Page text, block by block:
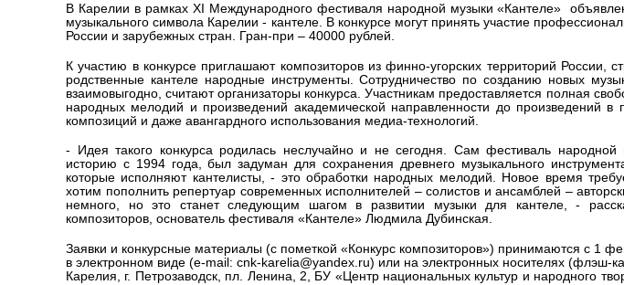
В Карелии в рамках XI Международного фестиваля народной музыки «Кантеле»
музыкального символа Карелии - кантеле. В конкурсе могут принять участие
России и зарубежных стран. Гран-при – 40000 рублей.
К участию в конкурсе приглашают композиторов из финно-угорских территорий России,
родственные кантеле народные инструменты. Сотрудничество по созданию новых
взаимовыгодно, считают организаторы конкурса. Участникам предоставляется полная
народных мелодий и произведений академической направленности до произведений в
композиций и даже авангардного использования медиа-технологий.
- Идея такого конкурса родилась неслучайно и не сегодня. Сам фестиваль
историю с 1994 года, был задуман для сохранения древнего музыкального
которые исполняют кантелисты, - это обработки народных мелодий. Новое время
хотим пополнить репертуар современных исполнителей – солистов и ансамблей –
немного, но это станет следующим шагом в развитии музыки для кантеле, -
композиторов, основатель фестиваля «Кантеле» Людмила Дубинская.
Заявки и конкурсные материалы (с пометкой «Конкурс композиторов») принимаются с 1
в электронном виде (e-mail: cnk-karelia@yandex.ru) или на электронных носителях (флэш-
Карелия, г. Петрозаводск, пл. Ленина, 2, БУ «Центр национальных культур и народного